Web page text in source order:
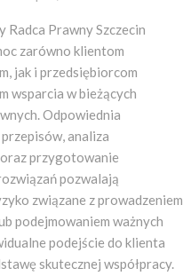
Radca Prawny Szczecin
zarówno klientom
jak i przedsiębiorcom
wsparcia w bieżących
Odpowiednia
analiza
przygotowanie
pozwalają
związane z prowadzeniem
podejmowaniem ważnych
podejście do klienta
skutecznej współpracy.